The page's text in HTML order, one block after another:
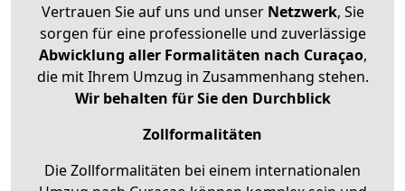
Vertrauen Sie auf uns und unser Netzwerk, Sie
sorgen für eine professionelle und zuverlässige
Abwicklung aller Formalitäten nach Curaçao,
die mit Ihrem Umzug in Zusammenhang stehen.
Wir behalten für Sie den Durchblick
Zollformalitäten
Die Zollformalitäten bei einem internationalen